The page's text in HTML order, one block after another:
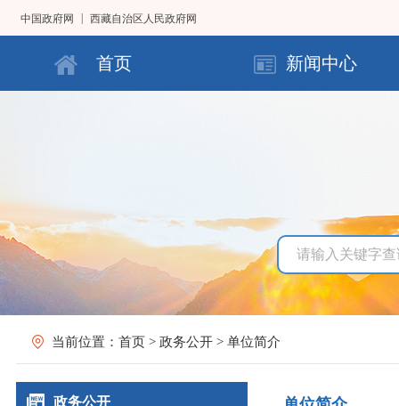
中国政府网 西藏自治区人民政府网
首页 新闻中心
当前位置： 首页 > 政务公开 > 单位简介
政务公开